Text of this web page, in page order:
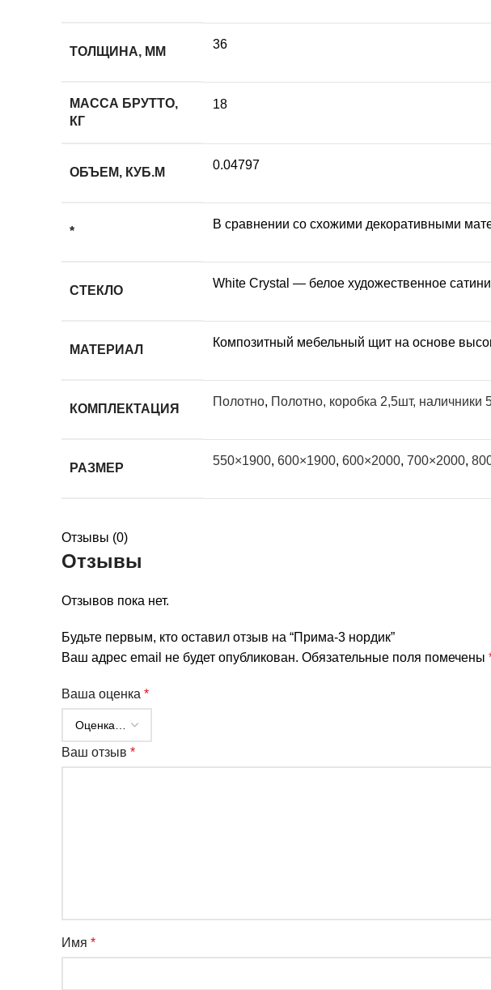
ТОЛЩИНА, ММ
36
МАССА БРУТТО,
КГ
18
ОБЪЕМ, КУБ.М
0.04797
*
В сравнении со схожими декоративными
СТЕКЛО
White Сrystal — белое художественное
МАТЕРИАЛ
Композитный мебельный щит на основе
КОМПЛЕКТАЦИЯ
Полотно, Полотно, коробка 2,5шт, наличники
РАЗМЕР
550×1900, 600×1900, 600×2000, 700×2000,
Отзывы (0)
Отзывы
Отзывов пока нет.
Будьте первым, кто оставил отзыв на “Прима-3 нордик”
Ваш адрес email не будет опубликован. Обязательные поля помечены
Ваша оценка *
Ваш отзыв *
Имя *